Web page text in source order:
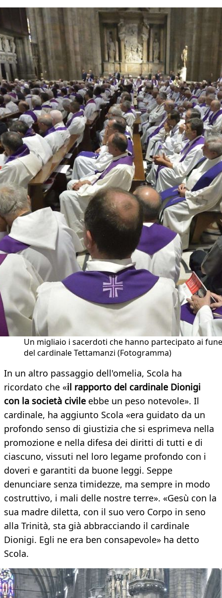
Un migliaio i sacerdoti che hanno partecipato ai
del cardinale Tettamanzi (Fotogramma)
In un altro passaggio dell'omelia, Scola ha
ricordato che «il rapporto del cardinale Dionigi
con la società civile ebbe un peso notevole». Il
cardinale, ha aggiunto Scola «era guidato da un
profondo senso di giustizia che si esprimeva nella
promozione e nella difesa dei diritti di tutti e di
ciascuno, vissuti nel loro legame profondo con i
doveri e garantiti da buone leggi. Seppe
denunciare senza timidezze, ma sempre in modo
costruttivo, i mali delle nostre terre». «Gesù con la
sua madre diletta, con il suo vero Corpo in seno
alla Trinità, sta già abbracciando il cardinale
Dionigi. Egli ne era ben consapevole» ha detto
Scola.